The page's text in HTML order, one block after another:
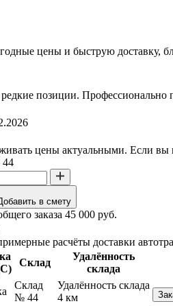
цены и быструю доставку,
позиции. Профессионально
цены актуальными. Если вы
44
в смету
заказа 45 000 руб.
расчёты доставки
Склад
Удалённость
склада
Склад
№ 44
Удалённость склада
4 км